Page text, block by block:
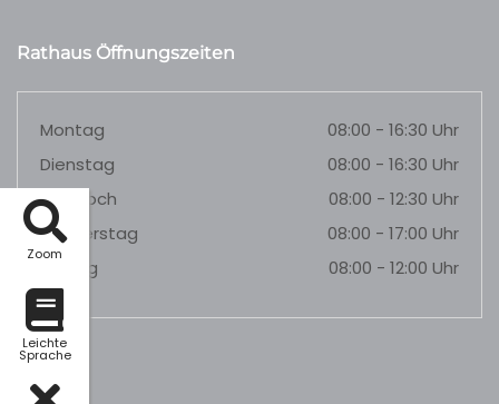
Zoom
Leichte
Sprache
Rathaus Öffnungszeiten
Montag
08:00 - 16:30 Uhr
Dienstag
08:00 - 16:30 Uhr
Mittwoch
08:00 - 12:30 Uhr
Donnerstag
08:00 - 17:00 Uhr
Freitag
08:00 - 12:00 Uhr